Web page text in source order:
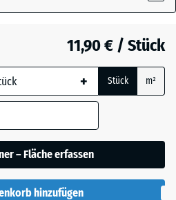
11,90 € / Stück
+ Stück m²
– Fläche erfassen
hinzufügen